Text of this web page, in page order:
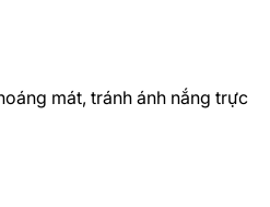
mát, tránh ánh nắng trực